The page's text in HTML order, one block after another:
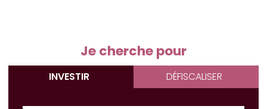
Je cherche pour
INVESTIR DÉFISCALISER